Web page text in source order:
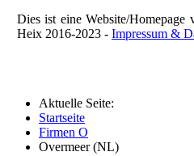
Dies ist eine Website/Homepage
Heix 2016-2023 - Impressum &
Aktuelle Seite:
Startseite
Firmen O
Overmeer (NL)